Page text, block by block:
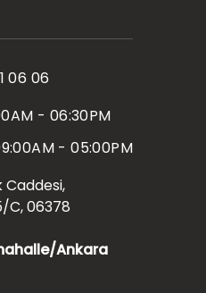
06 06
- 06:30PM
- 05:00PM
Caddesi,
C, 06378
Ankara